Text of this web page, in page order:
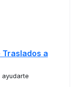
Traslados a